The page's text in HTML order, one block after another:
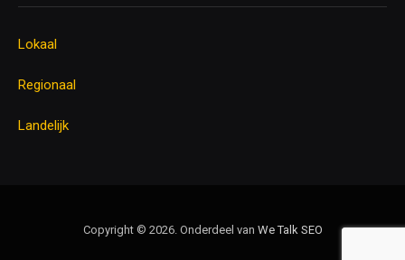
Lokaal
Regionaal
Landelijk
Copyright © 2026. Onderdeel van We Talk SEO